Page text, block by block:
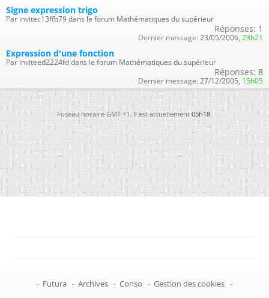
Signe expression trigo
Par invitec13ffb79 dans le forum Mathématiques du supérieur
Réponses: 1
Dernier message: 23/05/2006, 23h21
Expression d'une fonction
Par inviteed2224fd dans le forum Mathématiques du supérieur
Réponses: 8
Dernier message: 27/12/2005, 15h05
Fuseau horaire GMT +1. Il est actuellement05h18.
- Futura - Archives - Conso - Gestion des cookies -